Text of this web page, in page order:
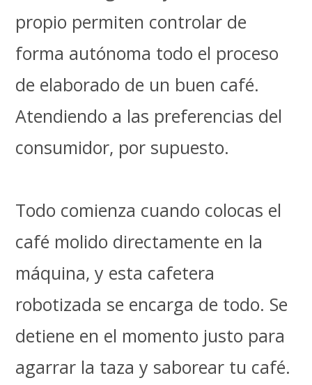
propio permiten controlar de
forma autónoma todo el proceso
de elaborado de un buen café.
Atendiendo a las preferencias del
consumidor, por supuesto.
Todo comienza cuando colocas el
café molido directamente en la
máquina, y esta cafetera
robotizada se encarga de todo. Se
detiene en el momento justo para
agarrar la taza y saborear tu café.